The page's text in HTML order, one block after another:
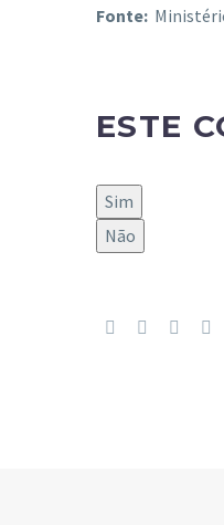
Fonte:
ESTE
Sim
Não